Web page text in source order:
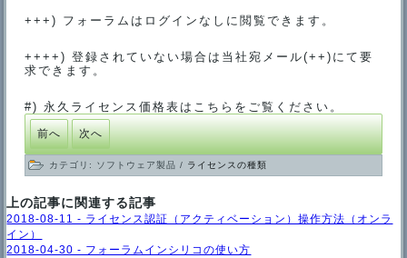
+++) フォーラムはログインなしに閲覧できます。
++++) 登録されていない場合は当社宛メール(++)にて要
求できます。
#) 永久ライセンス価格表はこちらをご覧ください。
前へ 次へ
カテゴリ: ソフトウェア製品/ ライセンスの種類
上の記事に関連する記事
2018-08-11 - ライセンス認証（アクティベーション）操作方法（オンラ
イン）
2018-04-30 - フォーラムインシリコの使い方